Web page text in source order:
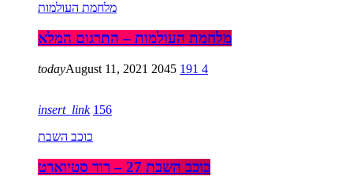
מלחמת העולמות
מלחמת העולמות – התרגום המלא
todayAugust 11, 2021 2045 191 4
insert_link 156
כוכב השבת
כוכב השבת 27 – רוד סטיוארט